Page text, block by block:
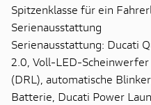
Spitzenklasse für ein
Serienausstattung
Serienausstattung: Ducati
2.0, Voll-LED-
(DRL), automatische
Batterie, Ducati Power